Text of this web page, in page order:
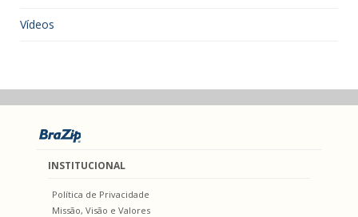
Vídeos
INSTITUCIONAL
Política de Privacidade
Missão, Visão e Valores